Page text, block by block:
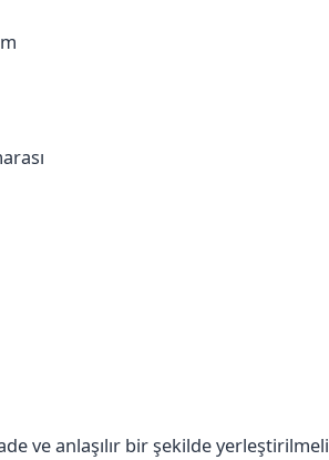
ve anlaşılır bir şekilde